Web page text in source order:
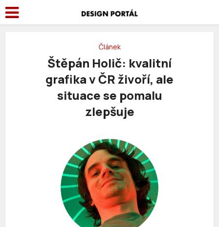
Článek
Štěpán Holič: kvalitní
grafika v ČR živoří, ale
situace se pomalu
zlepšuje